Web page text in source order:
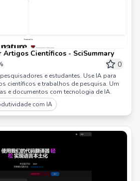
Artigos Científicos - SciSummary
0
e estudantes. Use IA para
científicos e trabalhos de pesquisa. Um
e documentos com tecnologia de IA.
com IA